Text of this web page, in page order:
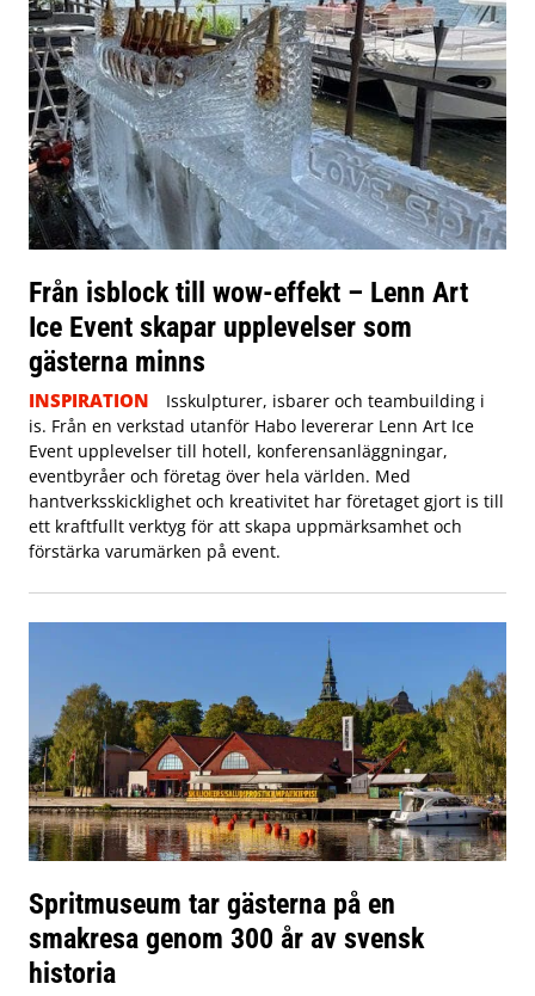
Från isblock till wow-effekt – Lenn Art
Ice Event skapar upplevelser som
gästerna minns
INSPIRATION
Isskulpturer, isbarer och teambuilding i
is. Från en verkstad utanför Habo levererar Lenn Art Ice
Event upplevelser till hotell, konferensanläggningar,
eventbyråer och företag över hela världen. Med
hantverksskicklighet och kreativitet har företaget gjort is till
ett kraftfullt verktyg för att skapa uppmärksamhet och
förstärka varumärken på event.
Spritmuseum tar gästerna på en
smakresa genom 300 år av svensk
historia